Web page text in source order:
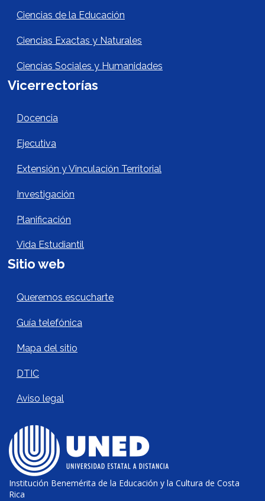
Ciencias de la Educación
Ciencias Exactas y Naturales
Ciencias Sociales y Humanidades
Vicerrectorías
Vicerrectorías
Docencia
Ejecutiva
Extensión y Vinculación Territorial
Investigación
Planificación
Vida Estudiantil
Sitio web
Sitio Web Footer
Queremos escucharte
Guía telefónica
Mapa del sitio
DTIC
Aviso legal
Institución Benemérita de la Educación y la Cultura de Costa
Rica